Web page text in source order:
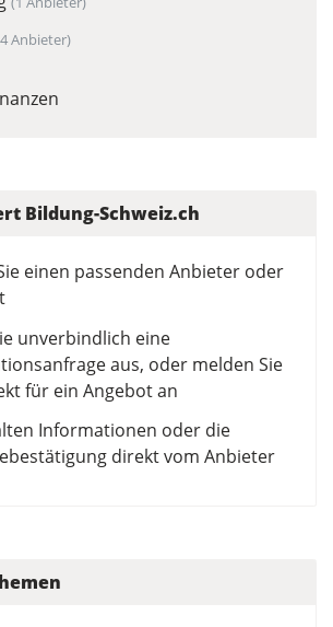
Anbieter)
Bildung-Schweiz.ch
einen passenden Anbieter oder
unverbindlich eine
aus, oder melden Sie
für ein Angebot an
Informationen oder die
direkt vom Anbieter